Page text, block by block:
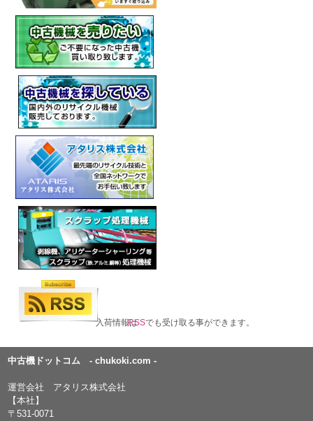
入荷情報はRSSでも受け取る事ができます。
中古機ドットコム - chukoki.com -
運営会社 アタリス株式会社
【本社】
〒531-0071